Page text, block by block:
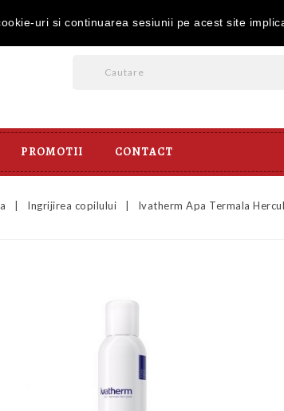
PROMOTII CONTACT
Ingrijirea copilului Ivatherm Apa Termala
uri si continuarea sesiunii pe acest site